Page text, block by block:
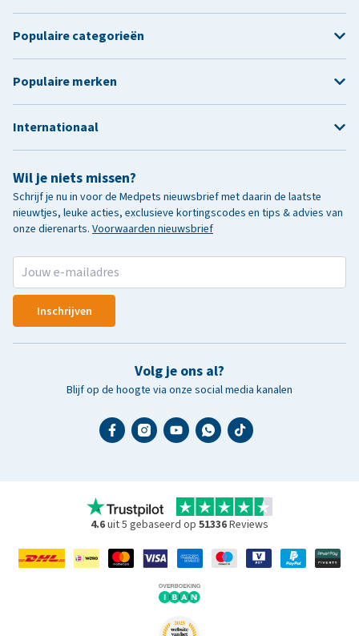
Wil je niets missen?
Schrijf je nu in voor de Medpets nieuwsbrief met daarin de laatste
nieuwtjes, leuke acties, exclusieve kortingscodes en tips & advies van
onze dierenarts. Voorwaarden nieuwsbrief
Inschrijven
Volg je ons al?
Blijf op de hoogte via onze social media kanalen
Populaire categorieën
Populaire merken
Internationaal
4.6uit 5 gebaseerd op 51336Reviews